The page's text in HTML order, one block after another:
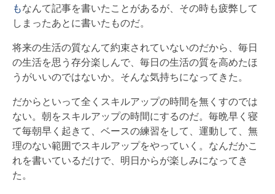
もなんて記事を書いたことがあるが、その時も疲弊して
しまったあとに書いたものだ。
将来の生活の質なんて約束されていないのだから、毎日
の生活を思う存分楽しんで、毎日の生活の質を高めたほ
うがいいのではないか。そんな気持ちになってきた。
だからといって全くスキルアップの時間を無くすのでは
ない。朝をスキルアップの時間にするのだ。毎晩早く寝
て毎朝早く起きて、ベースの練習をして、運動して、無
理のない範囲でスキルアップをやっていく。なんだかこ
れを書いているだけで、明日からが楽しみになってき
た。